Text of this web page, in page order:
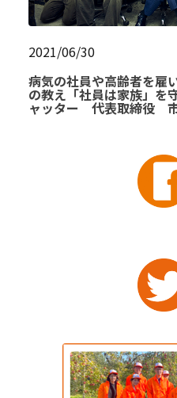
2021/06/30
病気の社員や高齢者を雇
の教え「社員は家族」を
ャッター 代表取締役